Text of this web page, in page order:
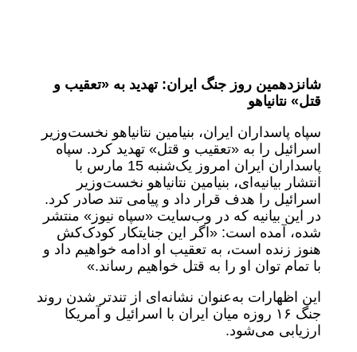
شانزدهمین روز جنگ ایران: تهدید به «تعقیب و
قتل» نتانیاهو
سپاه پاسداران ایران، بنیامین نتانیاهو نخست‌وزیر
اسرائیل را به «تعقیب و قتل» تهدید کرد. سپاه
پاسداران ایران امروز یک‌شنبه 15 مارس با
انتشار بیانیه‌ای، بنیامین نتانیاهو نخست‌وزیر
اسرائیل را هدف قرار داد و پیامی تند صادر کرد.
در این بیانیه که در وب‌سایت «سپاه نیوز» منتشر
شده، آمده است: «اگر این جنایتکار کودک‌کش
هنوز زنده است، به تعقیب او ادامه خواهیم داد و
با تمام توان او را به قتل خواهیم رساند.»
این اظهارات به‌عنوان نشانه‌ای از تندتر شدن روند
جنگ ۱۶ روزه میان ایران با اسرائیل و آمریکا
ارزیابی می‌شود.